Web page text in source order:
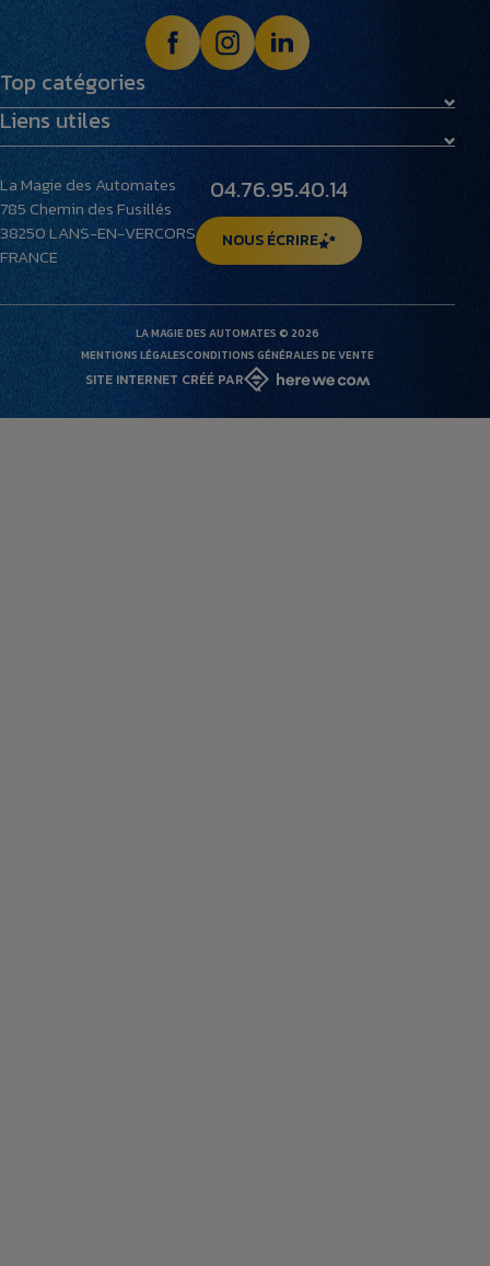
Top catégories
Maquettes
Peluches
Villages miniatures
Liens utiles
Livraison et retours
Foire aux questions
Le musée
La Magie des Automates
785 Chemin des Fusillés
38250LANS-EN-VERCORS
FRANCE
04.76.95.40.14
NOUS ÉCRIRE
LA MAGIE DES AUTOMATES © 2026
MENTIONS LÉGALESCONDITIONS GÉNÉRALES DE VENTE
SITE INTERNET CRÉÉ PAR